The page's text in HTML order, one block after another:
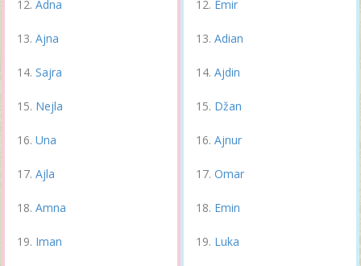
Adna
Ajna
Sajra
Nejla
Una
Ajla
Amna
Iman
Emir
Adian
Ajdin
Džan
Ajnur
Omar
Emin
Luka